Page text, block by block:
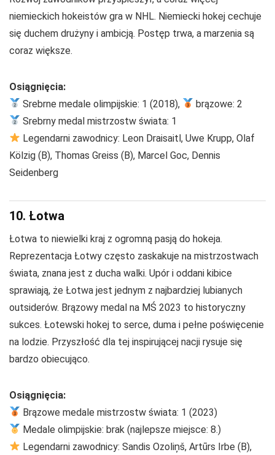
niemieckich hokeistów gra w NHL. Niemiecki hokej cechuje
się duchem drużyny i ambicją. Postęp trwa, a marzenia są
coraz większe.
Osiągnięcia:
Srebrne medale olimpijskie: 1 (2018),
brązowe: 2
Srebrny medal mistrzostw świata: 1
Legendarni zawodnicy: Leon Draisaitl, Uwe Krupp, Olaf
Kölzig (B), Thomas Greiss (B), Marcel Goc, Dennis
Seidenberg
10. Łotwa
Łotwa to niewielki kraj z ogromną pasją do hokeja.
Reprezentacja Łotwy często zaskakuje na mistrzostwach
świata, znana jest z ducha walki. Upór i oddani kibice
sprawiają, że Łotwa jest jednym z najbardziej lubianych
outsiderów. Brązowy medal na MŚ 2023 to historyczny
sukces. Łotewski hokej to serce, duma i pełne poświęcenie
na lodzie. Przyszłość dla tej inspirującej nacji rysuje się
bardzo obiecująco.
Osiągnięcia:
Brązowe medale mistrzostw świata: 1 (2023)
Medale olimpijskie: brak (najlepsze miejsce: 8.)
Legendarni zawodnicy: Sandis Ozoliņš, Artūrs Irbe (B),